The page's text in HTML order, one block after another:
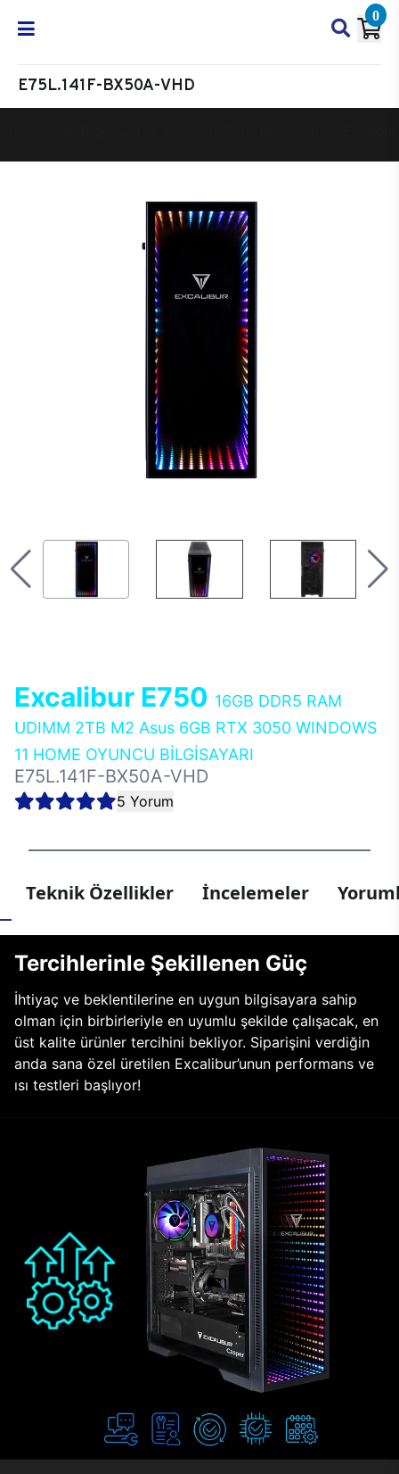
0
E75L.141F-BX50A-VHD
Excalibur E750 16GB DDR5 RAM
UDIMM 2TB M2 Asus 6GB RTX 3050 WINDOWS
11 HOME OYUNCU BİLGİSAYARI
E75L.141F-BX50A-VHD
5 Yorum
Teknik Özellikler İncelemeler
Tercihlerinle Şekillenen Güç
İhtiyaç ve beklentilerine en uygun bilgisayara sahip
olman için birbirleriyle en uyumlu şekilde çalışacak, en
üst kalite ürünler tercihini bekliyor. Siparişini verdiğin
anda sana özel üretilen Excalibur’unun performans ve
ısı testleri başlıyor!